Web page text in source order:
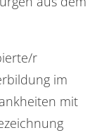
r
im
mit